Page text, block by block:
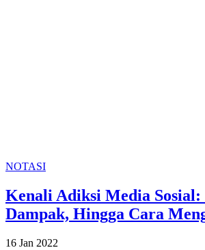
NOTASI
Kenali Adiksi Media
Dampak, Hingga Cara
16 Jan 2022